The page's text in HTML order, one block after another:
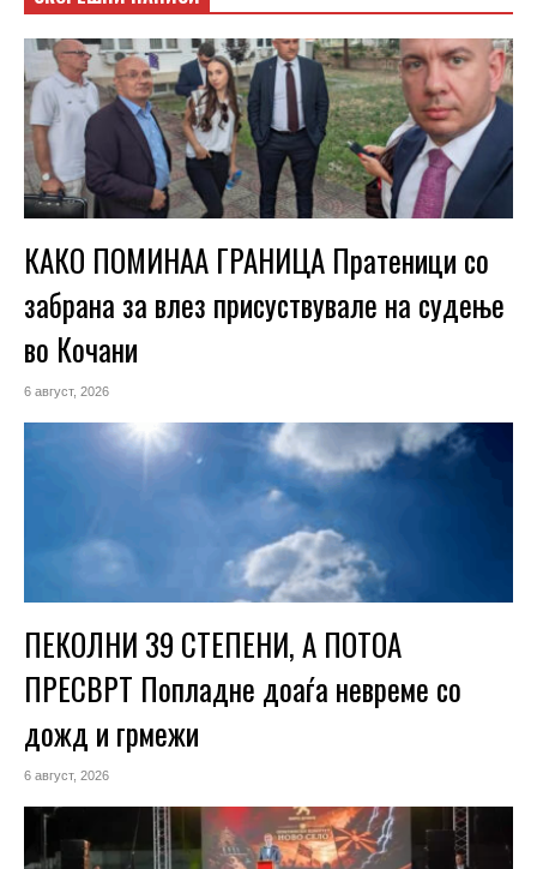
КАКО ПОМИНАА ГРАНИЦА Пратеници со
забрана за влез присуствувале на судење
во Кочани
6 август, 2026
ПЕКОЛНИ 39 СТЕПЕНИ, А ПОТОА
ПРЕСВРТ Попладне доаѓа невреме со
дожд и грмежи
6 август, 2026